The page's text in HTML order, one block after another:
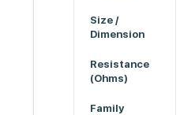
Size /
Dimension
Resistance
(Ohms)
Family